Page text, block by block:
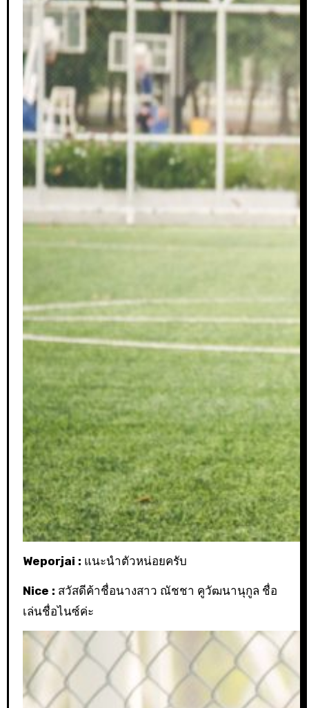
Weporjai : แนะนำตัวหน่อยครับ
Nice : สวัสดีค้าชื่อนางสาว ณัชชา คูวัฒนานุกูล ชื่อ
เล่นชื่อไนซ์ค่ะ